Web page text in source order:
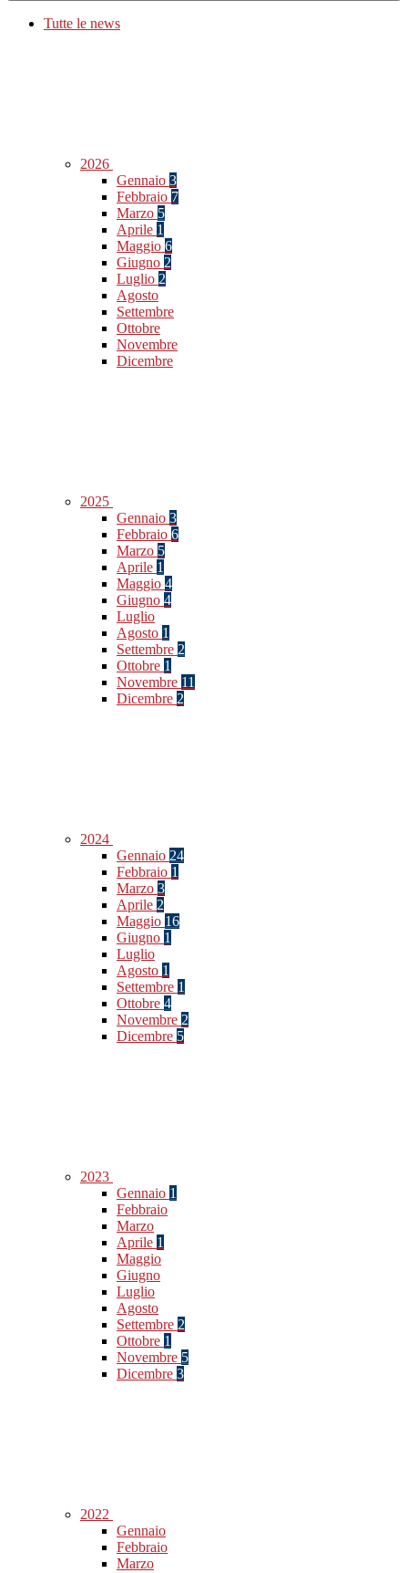
Tutte le news
2026
Gennaio 3
Febbraio 7
Marzo 5
Aprile 1
Maggio 6
Giugno 2
Luglio 2
Agosto
Settembre
Ottobre
Novembre
Dicembre
2025
Gennaio 3
Febbraio 6
Marzo 5
Aprile 1
Maggio 4
Giugno 4
Luglio
Agosto 1
Settembre 2
Ottobre 1
Novembre 11
Dicembre 2
2024
Gennaio 24
Febbraio 1
Marzo 3
Aprile 2
Maggio 16
Giugno 1
Luglio
Agosto 1
Settembre 1
Ottobre 4
Novembre 2
Dicembre 5
2023
Gennaio 1
Febbraio
Marzo
Aprile 1
Maggio
Giugno
Luglio
Agosto
Settembre 2
Ottobre 1
Novembre 5
Dicembre 3
2022
Gennaio
Febbraio
Marzo